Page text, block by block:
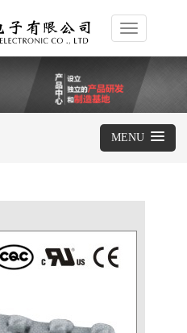
Toggle
navigation
MENU